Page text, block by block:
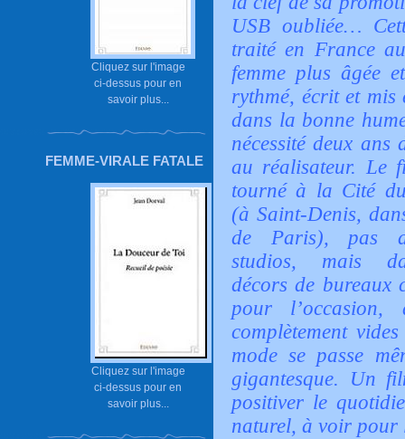
Cliquez sur l'image
ci-dessus pour en
savoir plus...
FEMME-VIRALE FATALE
Cliquez sur l'image
ci-dessus pour en
savoir plus...
USB oubliée…
traité en France
femme plus âgée
rythmé, écrit et mis
dans la bonne
nécessité deux ans
au réalisateur. Le
tourné à la Cité
(à Saint-Denis,
de Paris), pas
studios, mais
décors de bureaux
pour
complètement
mode se passe
gigantesque. Un
positiver le
naturel, à voir pour